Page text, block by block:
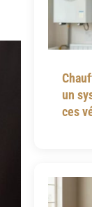
un
ces